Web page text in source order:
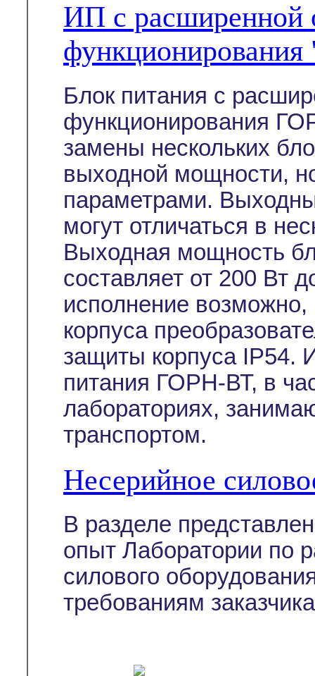
ИП с расширенной
Блок питания с
функционирования
замены нескольких
выходной мощности,
параметрами.
могут отличаться в
Выходная мощность
составляет от 200 Вт
исполнение
корпуса
защиты корпуса IP54.
питания ГОРН-ВТ, в
лабораториях,
транспортом.
Несерийное
В разделе
опыт Лаборатории по
силового
требованиям